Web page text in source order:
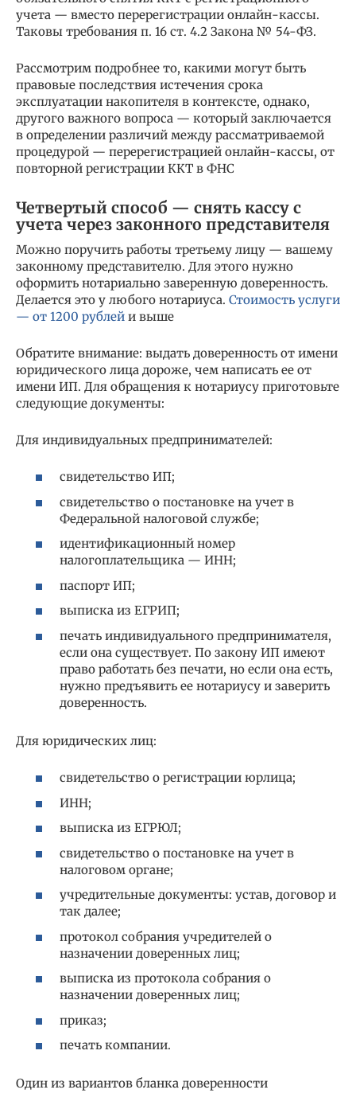
учета — вместо перерегистрации онлайн-кассы.
Таковы требования п. 16 ст. 4.2 Закона № 54-ФЗ.
Рассмотрим подробнее то, какими могут быть
правовые последствия истечения срока
эксплуатации накопителя в контексте, однако,
другого важного вопроса — который заключается
в определении различий между рассматриваемой
процедурой — перерегистрацией онлайн-кассы, от
повторной регистрации ККТ в ФНС
Четвертый способ — снять кассу с
учета через законного представителя
Можно поручить работы третьему лицу — вашему
законному представителю. Для этого нужно
оформить нотариально заверенную доверенность.
Делается это у любого нотариуса. Стоимость услуги
— от 1200 рублей и выше
Обратите внимание: выдать доверенность от имени
юридического лица дороже, чем написать ее от
имени ИП. Для обращения к нотариусу приготовьте
следующие документы:
Для индивидуальных предпринимателей:
свидетельство ИП;
свидетельство о постановке на учет в
Федеральной налоговой службе;
идентификационный номер
налогоплательщика — ИНН;
паспорт ИП;
выписка из ЕГРИП;
печать индивидуального предпринимателя,
если она существует. По закону ИП имеют
право работать без печати, но если она есть,
нужно предъявить ее нотариусу и заверить
доверенность.
Для юридических лиц:
свидетельство о регистрации юрлица;
ИНН;
выписка из ЕГРЮЛ;
свидетельство о постановке на учет в
налоговом органе;
учредительные документы: устав, договор и
так далее;
протокол собрания учредителей о
назначении доверенных лиц;
выписка из протокола собрания о
назначении доверенных лиц;
приказ;
печать компании.
Один из вариантов бланка доверенности